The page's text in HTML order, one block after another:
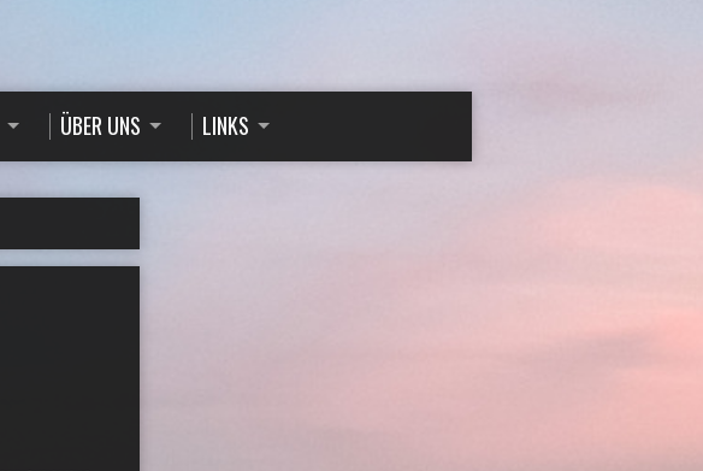
ÜBER UNS LINKS